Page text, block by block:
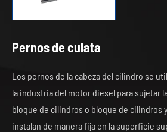
Pernos de culata
Los pernos de la cabeza del cilindro se
la industria del motor diesel para sujetar
bloque de cilindros o bloque de cilindros
instalan de manera fija en la superficie